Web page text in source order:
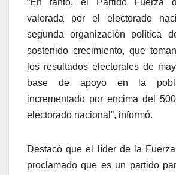
“En tanto, el Partido Fuerza
valorada por el electorado
segunda organización política
sostenido crecimiento, que
los resultados electorales de
base de apoyo en la
incrementado por encima del
electorado nacional”, informó.
Destacó que el líder de la
proclamado que es un partido